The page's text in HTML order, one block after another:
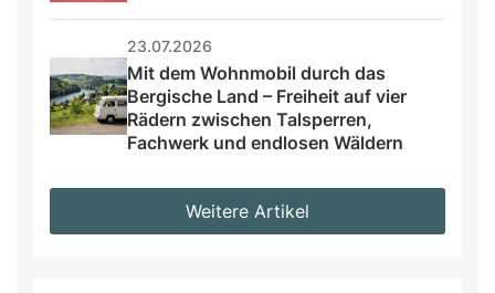
23.07.2026
Mit dem Wohnmobil durch das
Bergische Land – Freiheit auf vier
Rädern zwischen Talsperren,
Fachwerk und endlosen Wäldern
Weitere Artikel